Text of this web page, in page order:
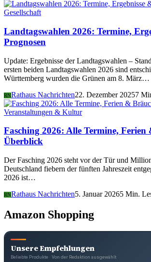
Gesellschaft
Landtagswahlen 2026: Termine,
Prognosen
Update: Ergebnisse der Landtagswahlen –
ersten beiden Landtagswahlen 2026 sind
Württemberg wurden die Grünen am 8. März…
RNRathaus Nachrichten22. Dezember 20257
Veranstaltungen & Kultur
Fasching 2026: Alle Termine,
Überblick
Der Fasching 2026 steht vor der Tür und
Deutschland fiebern der fünften Jahreszeit
2026 ist…
RNRathaus Nachrichten5. Januar 20265 Min.
Amazon Shopping
Unsere Empfehlungen
Beliebte Produkte · Von der Redaktion ausgewählt